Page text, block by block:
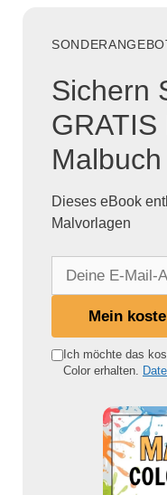
Sichern
Malbuch
Dieses eBook
Malvorlagen
e
Mein
Ich möchte das
Color erhalten.